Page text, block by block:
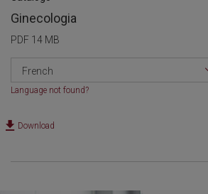
Ginecologia
PDF 14 MB
French
Language not found?
Download